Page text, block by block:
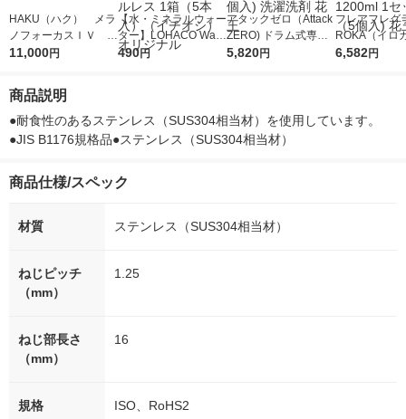
HAKU（ハク） メラ
ノフォーカスＩＶ 4
5ｇ 資生堂 おまけ
11,000円
【水・ミネラルウォー
ター】LOHACO Wate
r（ロハコウォータ
490円
アタックゼロ（Attack
ZERO) ドラム式専用
詰め替え メガジャン
5,820円
フレアフレグ
ROKA（イロ
イキッドリリ
6,582円
商品説明
●耐食性のあるステンレス（SUS304相当材）を使用しています。
●JIS B1176規格品●ステンレス（SUS304相当材）
商品仕様/スペック
材質 ステンレス（SUS304相当材）
ねじピッチ
（mm）
1.25
ねじ部長さ
（mm）
16
規格 ISO、RoHS2